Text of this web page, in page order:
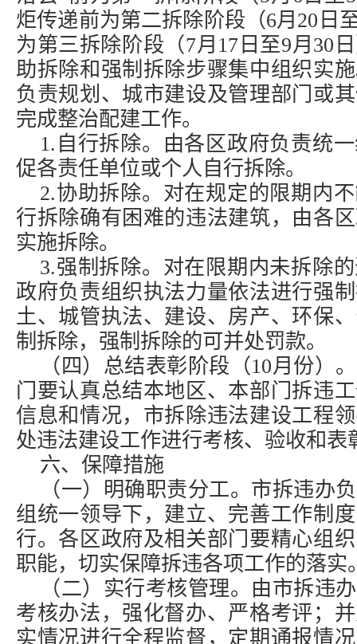
炬传递前为第二拆除阶段（6月20日
为第三拆除阶段（7月17日至9月30
助拆除和强制拆除步骤集中组织实
负责规划、城市建设及管理部门或
完成整治配建工作。
1.自行拆除。由各区政府负责统
促各责任单位或个人自行拆除。
2.协助拆除。对在规定的限期内
行拆除确有困难的违法建筑，由各
实施拆除。
3.强制拆除。对在限期内未拆除
政府负责组织执法力量依法进行强
土、城管执法、建设、房产、环保
制拆除，强制拆除的可并处罚款。
（四）总结表彰阶段（10月份）
门要认真总结本地区、本部门拆违
信息和情况，市拆除违法建设工程
处违法建设工作进行考核、验收和表
六、保障措施
（一）明确职责分工。市拆违办
组统一领导下，建立、完善工作制
行。各区政府及相关部门要精心组
职能，切实保障拆违各项工作的落实
（二）实行考核管理。由市拆违
考核办法，强化督办、严格考评；
实情况进行全程监督，定期通报情